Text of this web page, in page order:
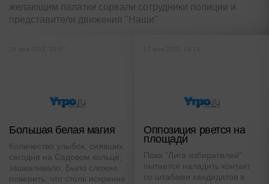
желающим палатки сорвали сотрудники полиции и
представители движения "Наши"
Большая белая магия
Количество улыбок, сиявших
сегодня на Садовом кольце,
зашкаливало. Было сложно
поверить, что столь искренне
Оппозиция рвется на
площади
Пока "Лига избирателей"
пытается наладить контакт
со штабами кандидатов в